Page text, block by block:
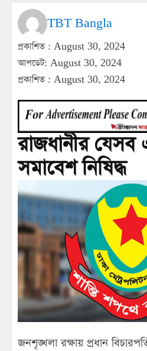
TBT Bangla
প্রকাশিত : August 30, 2024
আপডেট: August 30, 2024
প্রকাশিত : August 30, 2024
রাজধানীর
সমাবেশ নিষিদ্ধ
জনশৃঙ্খলা রক্ষায় প্রধান